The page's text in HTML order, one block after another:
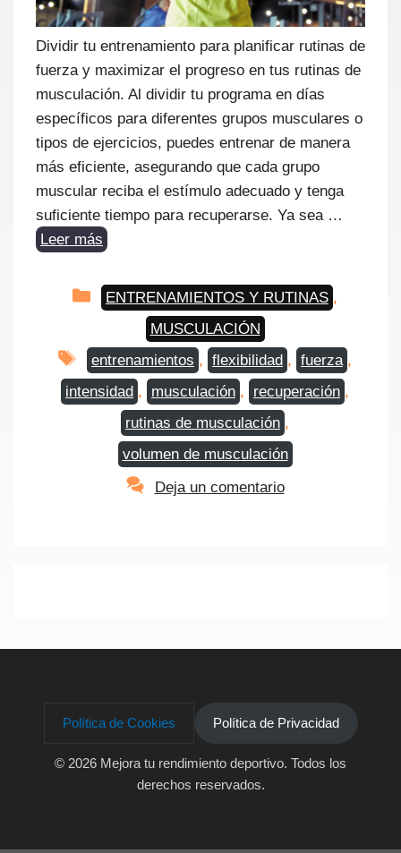
Dividir tu entrenamiento para planificar rutinas de
fuerza y maximizar el progreso en tus rutinas de
musculación. Al dividir tu programa en días
específicos para diferentes grupos musculares o
tipos de ejercicios, puedes entrenar de manera
más eficiente, asegurando que cada grupo
muscular reciba el estímulo adecuado y tenga
suficiente tiempo para recuperarse. Ya sea …
Leer más
Categorías
ENTRENAMIENTOS Y RUTINAS ,
MUSCULACIÓN
Etiquetas
entrenamientos , flexibilidad , fuerza ,
intensidad , musculación , recuperación ,
rutinas de musculación ,
volumen de musculación
Deja un comentario
Política de Cookies Política de Privacidad
© 2026 Mejora tu rendimiento deportivo. Todos los
derechos reservados.